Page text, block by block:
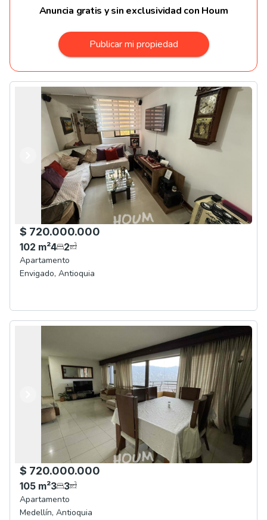
Anuncia gratis y sin exclusividad con Houm
Publicar mi propiedad
Anterior
Siguiente
$ 720.000.000
102 m²4 2
Apartamento
Envigado, Antioquia
Anterior
Siguiente
$ 720.000.000
105 m²3 3
Apartamento
Medellín, Antioquia